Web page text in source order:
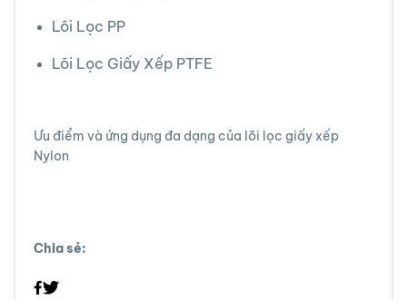
Lõi Lọc PP
Lõi Lọc Giấy Xếp PTFE
Ưu điểm và ứng dụng đa dạng của lõi lọc giấy xếp
Nylon
Chia sẻ: